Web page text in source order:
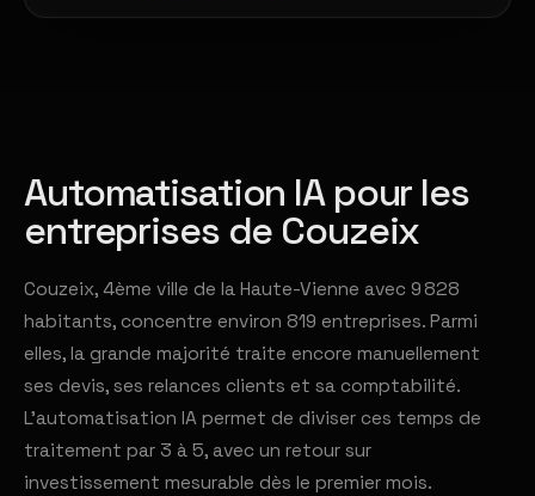
Automatisation IA pour les
entreprises de Couzeix
Couzeix, 4ème ville de la Haute-Vienne avec 9 828
habitants, concentre environ 819 entreprises. Parmi
elles, la grande majorité traite encore manuellement
ses devis, ses relances clients et sa comptabilité.
L'automatisation IA permet de diviser ces temps de
traitement par 3 à 5, avec un retour sur
investissement mesurable dès le premier mois.